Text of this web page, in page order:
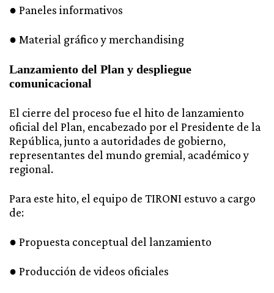
● Paneles informativos
● Material gráfico y merchandising
Lanzamiento del Plan y despliegue
comunicacional
El cierre del proceso fue el hito de lanzamiento
oficial del Plan, encabezado por el Presidente de la
República, junto a autoridades de gobierno,
representantes del mundo gremial, académico y
regional.
Para este hito, el equipo de TIRONI estuvo a cargo
de:
● Propuesta conceptual del lanzamiento
● Producción de videos oficiales